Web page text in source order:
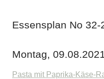
Essensplan No 32-
Montag,
Pasta mit Paprika-Käse-